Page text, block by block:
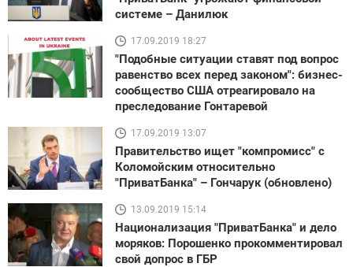
системе – Данилюк
17.09.2019 18:27
"Подобные ситуации ставят под вопрос
равенство всех перед законом": бизнес-
сообщество США отреагировало на
преследование Гонтаревой
17.09.2019 13:07
Правительство ищет "компромисс" с
Коломойским относительно
"ПриватБанка" – Гончарук (обновлено)
13.09.2019 15:14
Национализация "ПриватБанка" и дело
моряков: Порошенко прокомментировал
свой допрос в ГБР